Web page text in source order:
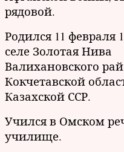
рядовой.
Родился 11 февраля
селе Золотая Нива
Валихановского
Кокчетавской
Казахской ССР.
Учился в Омском
училище.